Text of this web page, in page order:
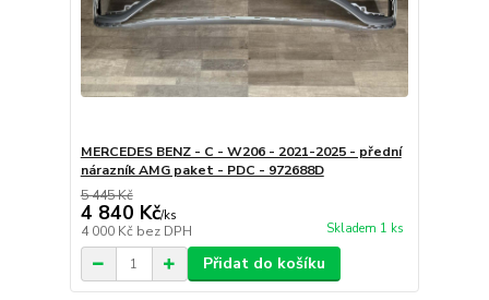
MERCEDES BENZ - C - W206 - 2021-2025 - přední
nárazník AMG paket - PDC - 972688D
5 445 Kč
4 840 Kč/ks
4 000 Kč bez DPH Skladem 1 ks
Přidat do košíku